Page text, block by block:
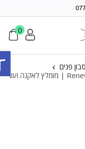
0
פנים
מי פילינג Renew | מומלץ לאקנה ועור
פתח